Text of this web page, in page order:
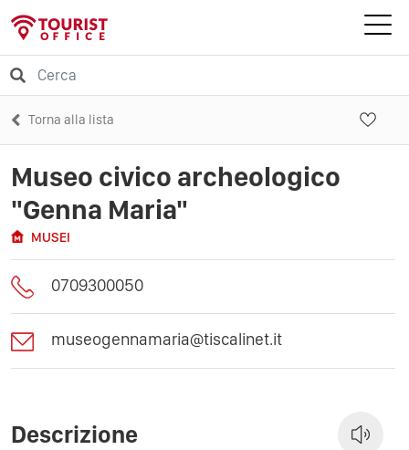
Torna alla lista
Museo civico archeologico
"Genna Maria"
MUSEI
0709300050
museogennamaria@tiscalinet.it
Descrizione